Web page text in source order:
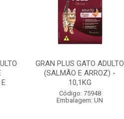
GRAN PLUS GATO ADULTO
(SALMÃO E ARROZ) -
10,1KG
Código: 75948
Embalagem: UN